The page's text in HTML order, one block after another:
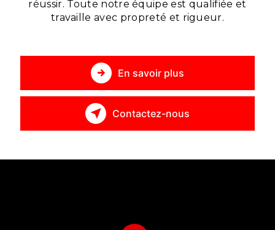
réussir. Toute notre équipe est qualifiée et
travaille avec propreté et rigueur.
En savoir plus
Contactez-nous